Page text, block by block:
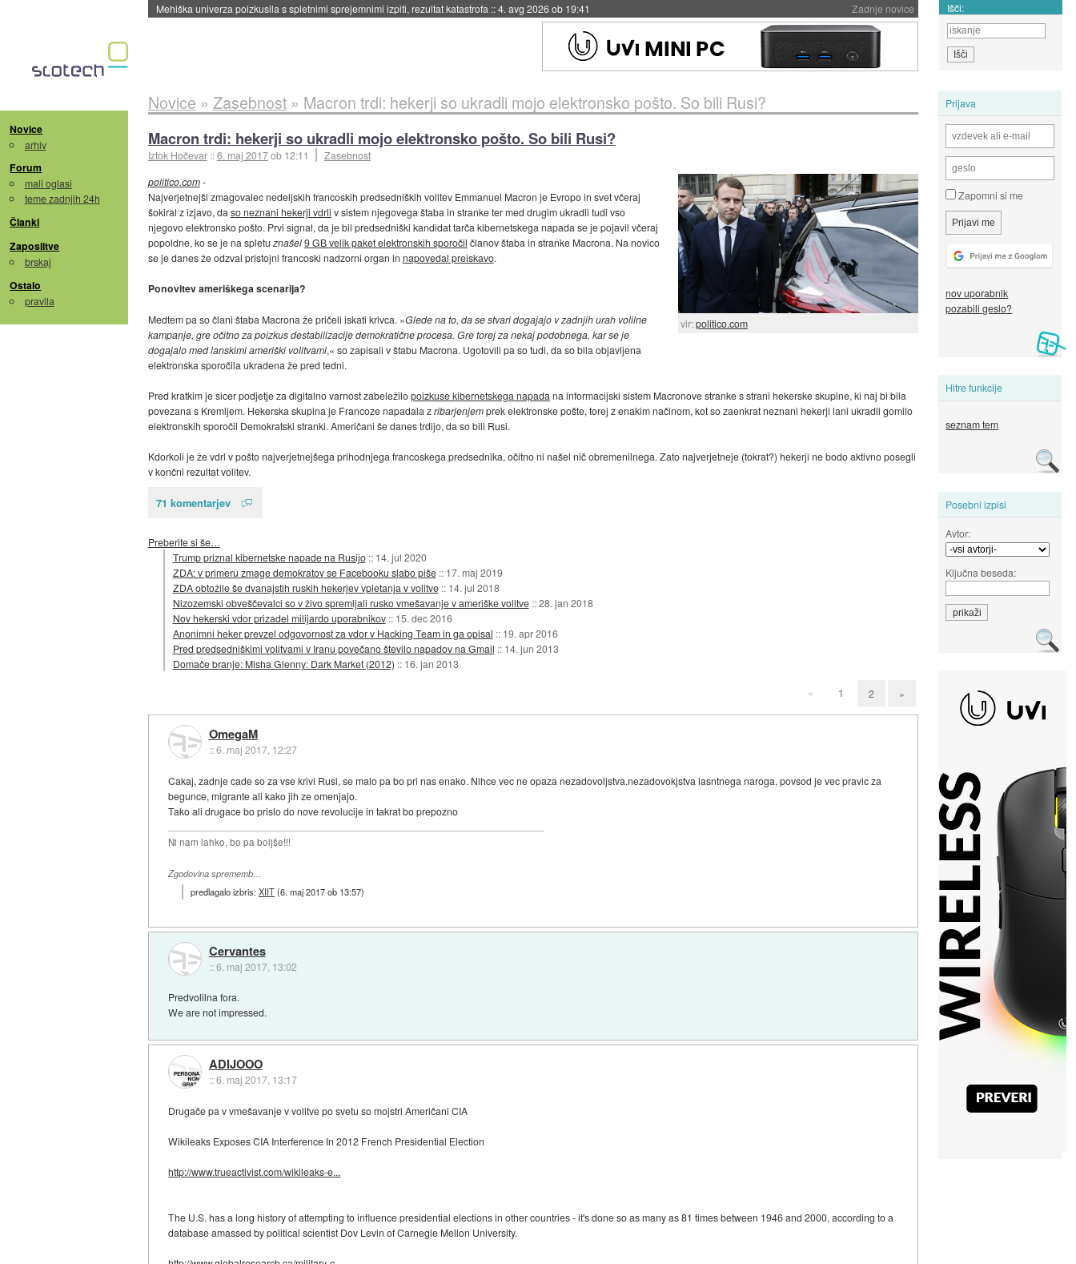
Zadnje novice
Evropska vesoljska agencija razvija svojo raketo za večkratno uporabo::4. avg 2026 ob 19:41 Išči:
Novice
arhiv
Forum
mali oglasi
teme zadnjih 24h
Članki
Zaposlitve
brskaj
Ostalo
pravila
Prijava
Zapomni si me
nov uporabnik
pozabili geslo?
Hitre funkcije
seznam tem
Posebni izpisi
Avtor:
Ključna beseda:
Novice » Zasebnost» Macron trdi: hekerji so ukradli mojo elektronsko pošto. So bili Rusi?
Macron trdi: hekerji so ukradli mojo elektronsko pošto. So bili Rusi?
Iztok Hočevar ::6. maj 2017ob 12:11 Zasebnost
vir:politico.com
politico.com-
Najverjetnejši zmagovalec nedeljskih francoskih predsedniških volitev Emmanuel Macron je Evropo in svet včeraj
šokiral z izjavo, da so neznani hekerji vdrli v sistem njegovega štaba in stranke ter med drugim ukradli tudi vso
njegovo elektronsko pošto. Prvi signal, da je bil predsedniški kandidat tarča kibernetskega napada se je pojavil včeraj
popoldne, ko se je na spletu znašel9 GB velik paket elektronskih sporočil članov štaba in stranke Macrona. Na novico
se je danes že odzval pristojni francoski nadzorni organ in napovedal preiskavo.
Ponovitev ameriškega scenarija?
Medtem pa so člani štaba Macrona že pričeli iskati krivca. »Glede na to, da se stvari dogajajo v zadnjih urah volilne
kampanje, gre očitno za poizkus destabilizacije demokratične procesa. Gre torej za nekaj podobnega, kar se je
dogajalo med lanskimi ameriški volitvami,« so zapisali v štabu Macrona. Ugotovili pa so tudi, da so bila objavljena
elektronska sporočila ukradena že pred tedni.
Pred kratkim je sicer podjetje za digitalno varnost zabeležilopoizkuse kibernetskega napada na informacijski sistem Macronove stranke s strani hekerske skupine, ki naj bi bila
povezana s Kremljem. Hekerska skupina je Francoze napadala zribarjenjemprek elektronske pošte, torej z enakim načinom, kot so zaenkrat neznani hekerji lani ukradli gomilo
elektronskih sporočil Demokratski stranki. Američani še danes trdijo, da so bili Rusi.
Kdorkoli je že vdrl v pošto najverjetnejšega prihodnjega francoskega predsednika, očitno ni našel nič obremenilnega. Zato najverjetneje (tokrat?) hekerji ne bodo aktivno posegli
v končni rezultat volitev.
71 komentarjev
Preberite si še…
Trump priznal kibernetske napade na Rusijo :: 14. jul 2020
ZDA: v primeru zmage demokratov se Facebooku slabo piše :: 17. maj 2019
ZDA obtožile še dvanajstih ruskih hekerjev vpletanja v volitve :: 14. jul 2018
Nizozemski obveščevalci so v živo spremljali rusko vmešavanje v ameriške volitve ::28. jan 2018
Nov hekerski vdor prizadel milijardo uporabnikov :: 15. dec 2016
Anonimni heker prevzel odgovornost za vdor v Hacking Team in ga opisal :: 19. apr 2016
Pred predsedniškimi volitvami v Iranu povečano število napadov na Gmail :: 14. jun 2013
Domače branje: Misha Glenny: Dark Market (2012) :: 16. jan 2013
« 1 2 »
OmegaM
::6. maj 2017, 12:27
Cakaj, zadnje cade so za vse krivi Rusi, se malo pa bo pri nas enako. Nihce vec ne opaza nezadovoljstva.nezadovokjstva lasntnega naroga, povsod je vec pravic za
begunce, migrante ali kako jih ze omenjajo.
Tako ali drugace bo prislo do nove revolucije in takrat bo prepozno
Ni nam lahko, bo pa boljše!!!
Zgodovina sprememb…
predlagalo izbris:XIIT(6. maj 2017 ob 13:57)
Cervantes
::6. maj 2017, 13:02
Predvolilna fora.
We are not impressed.
ADIJOOO
::6. maj 2017, 13:17
Drugače pa v vmešavanje v volitve po svetu so mojstri Američani CIA
Wikileaks Exposes CIA Interference In 2012 French Presidential Election
http://www.trueactivist.com/wikileaks-e...
The U.S. has a long history of attempting to influence presidential elections in other countries - it's done so as many as 81 times between 1946 and 2000, according to a
database amassed by political scientist Dov Levin of Carnegie Mellon University.